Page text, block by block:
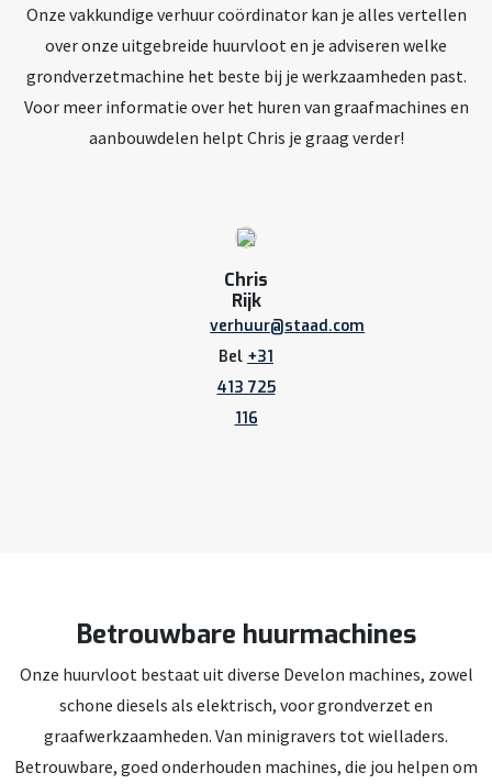
Onze vakkundige verhuur coördinator kan je alles vertellen
over onze uitgebreide huurvloot en je adviseren welke
grondverzetmachine het beste bij je werkzaamheden past.
Voor meer informatie over het huren van graafmachines en
aanbouwdelen helpt Chris je graag verder!
Chris
Rijk
verhuur@staad.com
Bel +31
413 725
116
Betrouwbare huurmachines
Onze huurvloot bestaat uit diverse Develon machines, zowel
schone diesels als elektrisch, voor grondverzet en
graafwerkzaamheden. Van minigravers tot wielladers.
Betrouwbare, goed onderhouden machines, die jou helpen om